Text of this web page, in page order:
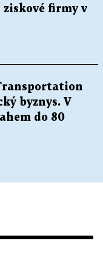
ziskové firmy v
byznys. V
do 80